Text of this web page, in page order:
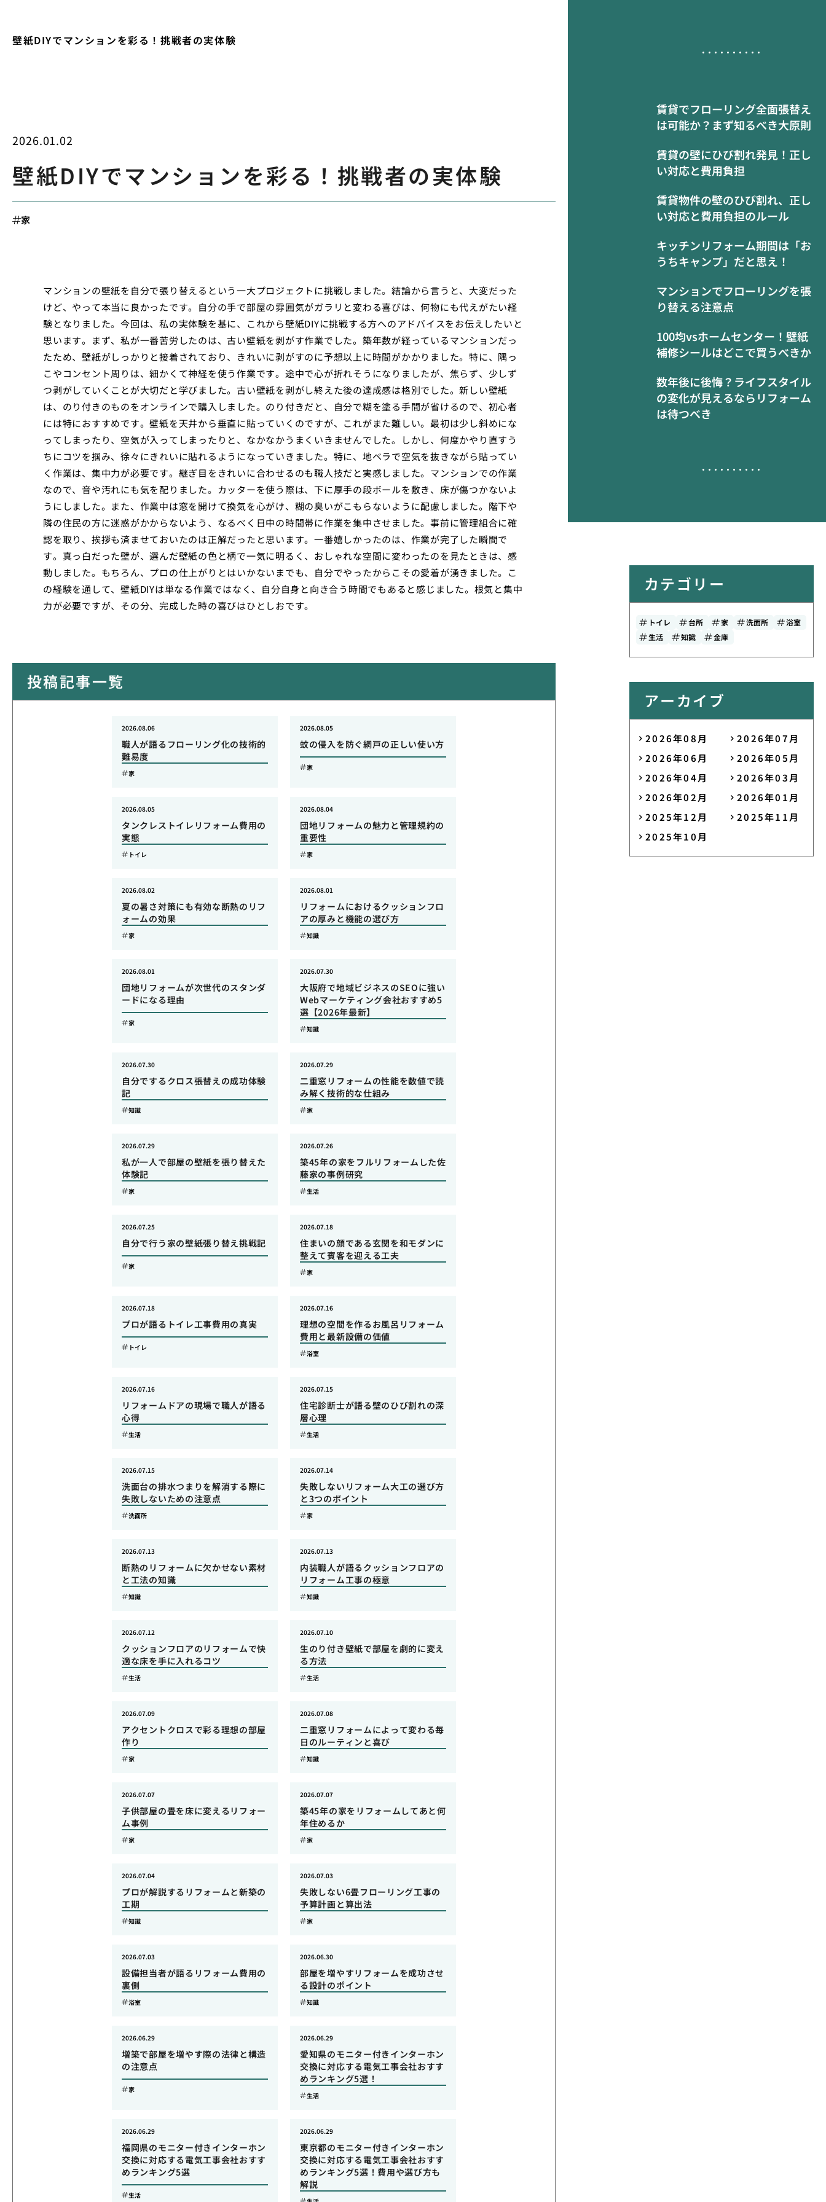
壁紙DIYでマンションを彩る！挑戦者の実体験
賃貸でフローリング全面張替え
は可能か？まず知るべき大原則
賃貸の壁にひび割れ発見！正し
い対応と費用負担
賃貸物件の壁のひび割れ、正し
い対応と費用負担のルール
キッチンリフォーム期間は「お
うちキャンプ」だと思え！
マンションでフローリングを張
り替える注意点
100均vsホームセンター！壁紙
補修シールはどこで買うべきか
数年後に後悔？ライフスタイル
の変化が見えるならリフォーム
は待つべき
2026.01.02
壁紙DIYでマンションを彩る！挑戦者の実体験
家
マンションの壁紙を自分で張り替えるという一大プロジェクトに挑戦しました。結論から言うと、大変だった
けど、やって本当に良かったです。自分の手で部屋の雰囲気がガラリと変わる喜びは、何物にも代えがたい経
験となりました。今回は、私の実体験を基に、これから壁紙DIYに挑戦する方へのアドバイスをお伝えしたいと
思います。まず、私が一番苦労したのは、古い壁紙を剥がす作業でした。築年数が経っているマンションだっ
たため、壁紙がしっかりと接着されており、きれいに剥がすのに予想以上に時間がかかりました。特に、隅っ
こやコンセント周りは、細かくて神経を使う作業です。途中で心が折れそうになりましたが、焦らず、少しず
つ剥がしていくことが大切だと学びました。古い壁紙を剥がし終えた後の達成感は格別でした。新しい壁紙
は、のり付きのものをオンラインで購入しました。のり付きだと、自分で糊を塗る手間が省けるので、初心者
には特におすすめです。壁紙を天井から垂直に貼っていくのですが、これがまた難しい。最初は少し斜めにな
ってしまったり、空気が入ってしまったりと、なかなかうまくいきませんでした。しかし、何度かやり直すう
ちにコツを掴み、徐々にきれいに貼れるようになっていきました。特に、地ベラで空気を抜きながら貼ってい
く作業は、集中力が必要です。継ぎ目をきれいに合わせるのも職人技だと実感しました。マンションでの作業
なので、音や汚れにも気を配りました。カッターを使う際は、下に厚手の段ボールを敷き、床が傷つかないよ
うにしました。また、作業中は窓を開けて換気を心がけ、糊の臭いがこもらないように配慮しました。階下や
隣の住民の方に迷惑がかからないよう、なるべく日中の時間帯に作業を集中させました。事前に管理組合に確
認を取り、挨拶も済ませておいたのは正解だったと思います。一番嬉しかったのは、作業が完了した瞬間で
す。真っ白だった壁が、選んだ壁紙の色と柄で一気に明るく、おしゃれな空間に変わったのを見たときは、感
動しました。もちろん、プロの仕上がりとはいかないまでも、自分でやったからこその愛着が湧きました。こ
の経験を通して、壁紙DIYは単なる作業ではなく、自分自身と向き合う時間でもあると感じました。根気と集中
力が必要ですが、その分、完成した時の喜びはひとしおです。
投稿記事一覧
職人が語るフローリング化の技術的
難易度
2026.08.06
家
蚊の侵入を防ぐ網戸の正しい使い方
2026.08.05
家
タンクレストイレリフォーム費用の
実態
2026.08.05
トイレ
団地リフォームの魅力と管理規約の
重要性
2026.08.04
家
夏の暑さ対策にも有効な断熱のリフ
ォームの効果
2026.08.02
家
リフォームにおけるクッションフロ
アの厚みと機能の選び方
2026.08.01
知識
団地リフォームが次世代のスタンダ
ードになる理由
2026.08.01
家
大阪府で地域ビジネスのSEOに強い
Webマーケティング会社おすすめ5
選【2026年最新】
2026.07.30
知識
自分でするクロス張替えの成功体験
記
2026.07.30
知識
二重窓リフォームの性能を数値で読
み解く技術的な仕組み
2026.07.29
家
私が一人で部屋の壁紙を張り替えた
体験記
2026.07.29
家
築45年の家をフルリフォームした佐
藤家の事例研究
2026.07.26
生活
自分で行う家の壁紙張り替え挑戦記
2026.07.25
家
住まいの顔である玄関を和モダンに
整えて賓客を迎える工夫
2026.07.18
家
プロが語るトイレ工事費用の真実
2026.07.18
トイレ
理想の空間を作るお風呂リフォーム
費用と最新設備の価値
2026.07.16
浴室
リフォームドアの現場で職人が語る
心得
2026.07.16
生活
住宅診断士が語る壁のひび割れの深
層心理
2026.07.15
生活
洗面台の排水つまりを解消する際に
失敗しないための注意点
2026.07.15
洗面所
失敗しないリフォーム大工の選び方
と3つのポイント
2026.07.14
家
断熱のリフォームに欠かせない素材
と工法の知識
2026.07.13
知識
内装職人が語るクッションフロアの
リフォーム工事の極意
2026.07.13
知識
クッションフロアのリフォームで快
適な床を手に入れるコツ
2026.07.12
生活
生のり付き壁紙で部屋を劇的に変え
る方法
2026.07.10
生活
アクセントクロスで彩る理想の部屋
作り
2026.07.09
家
二重窓リフォームによって変わる毎
日のルーティンと喜び
2026.07.08
知識
子供部屋の畳を床に変えるリフォー
ム事例
2026.07.07
家
築45年の家をリフォームしてあと何
年住めるか
2026.07.07
家
プロが解説するリフォームと新築の
工期
2026.07.04
知識
失敗しない6畳フローリング工事の
予算計画と算出法
2026.07.03
家
設備担当者が語るリフォーム費用の
裏側
2026.07.03
浴室
部屋を増やすリフォームを成功させ
る設計のポイント
2026.06.30
知識
増築で部屋を増やす際の法律と構造
の注意点
2026.06.29
家
愛知県のモニター付きインターホン
交換に対応する電気工事会社おすす
めランキング5選！
2026.06.29
生活
福岡県のモニター付きインターホン
交換に対応する電気工事会社おすす
めランキング5選
2026.06.29
生活
東京都のモニター付きインターホン
交換に対応する電気工事会社おすす
めランキング5選！費用や選び方も
解説
2026.06.29
カテゴリー
トイレ 台所 家 洗面所
浴室
生活
知識 金庫
アーカイブ
2026年08月
2026年07月
2026年06月
2026年05月
2026年04月
2026年03月
2026年02月
2026年01月
2025年12月
2025年11月
2025年10月